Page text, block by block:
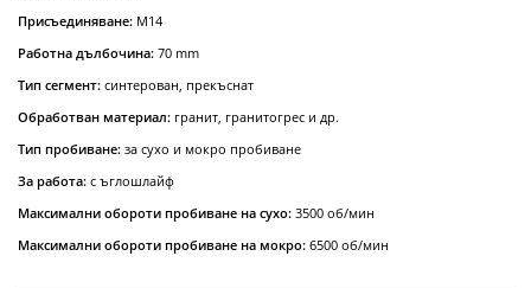
Присъединяване: М14
Работна дълбочина: 70 mm
Тип сегмент: синтерован, прекъснат
Обработван материал: гранит, гранитогрес и др.
Тип пробиване: за сухо и мокро пробиване
За работа: с ъглошлайф
Максимални обороти пробиване на сухо: 3500 об/мин
Максимални обороти пробиване на мокро: 6500 об/мин